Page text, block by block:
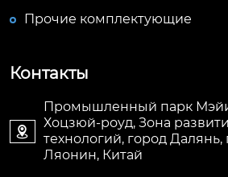
Прочие комплектующие
Контакты

Промышленный парк
Хоцзюй-роуд, Зона
технологий, город
Ляонин, Китай